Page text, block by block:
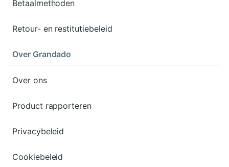
Betaalmethoden
Retour- en restitutiebeleid
Over Grandado
Over ons
Product rapporteren
Privacybeleid
Cookiebeleid